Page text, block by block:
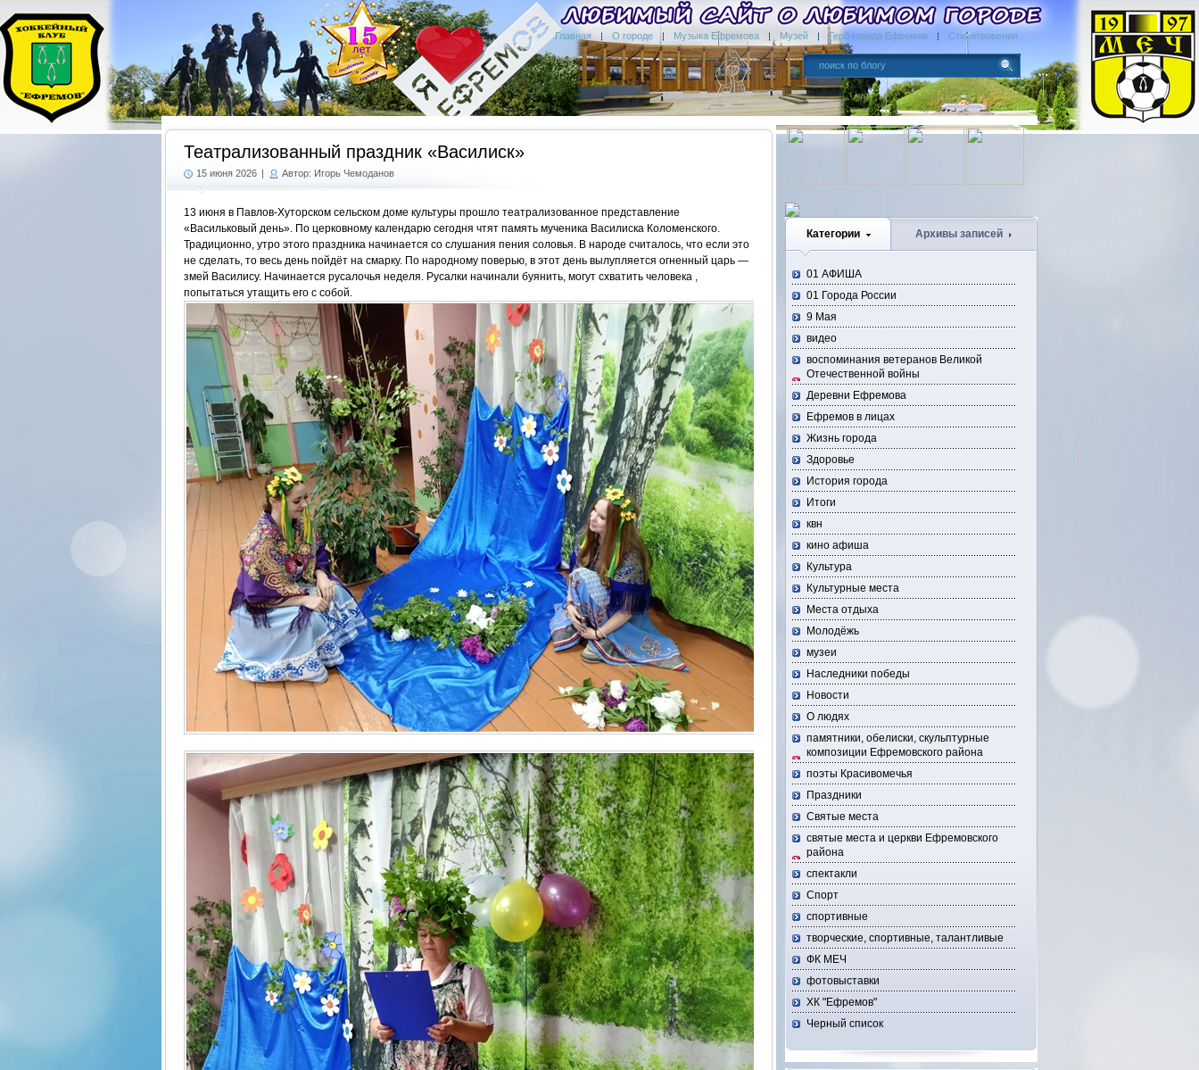
Главная О городе Музыка Ефремова Музей Герб города Ефремов Стихотворения
Театрализованный праздник «Василиск»
15 июня 2026 | Автор: Игорь Чемоданов
13 июня в Павлов-Хуторском сельском доме культуры прошло театрализованное представление
«Васильковый день». По церковному календарю сегодня чтят память мученика Василиска Коломенского.
Традиционно, утро этого праздника начинается со слушания пения соловья. В народе считалось, что если это
не сделать, то весь день пойдёт на смарку. По народному поверью, в этот день вылупляется огненный царь —
змей Василису. Начинается русалочья неделя. Русалки начинали буянить, могут схватить человека ,
попытаться утащить его с собой.
Категории Архивы записей
01 АФИША
01 Города России
9 Мая
видео
воспоминания ветеранов Великой
Отечественной войны
Деревни Ефремова
Ефремов в лицах
Жизнь города
Здоровье
История города
Итоги
квн
кино афиша
Культура
Культурные места
Места отдыха
Молодёжь
музеи
Наследники победы
Новости
О людях
памятники, обелиски, скульптурные
композиции Ефремовского района
поэты Красивомечья
Праздники
Святые места
святые места и церкви Ефремовского
района
спектакли
Спорт
спортивные
творческие, спортивные, талантливые
ФК МЕЧ
фотовыставки
ХК "Ефремов"
Черный список